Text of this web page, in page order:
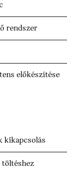
rendszer
előkészítése
kikapcsolás
töltéshez